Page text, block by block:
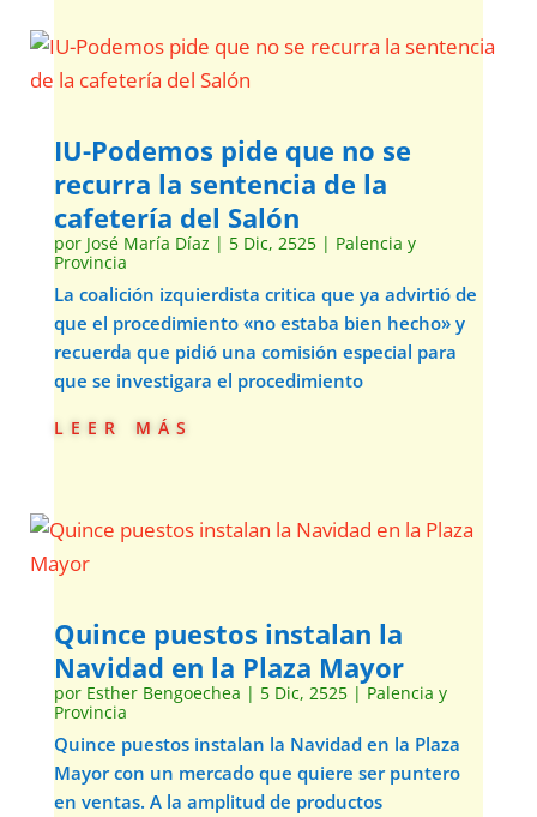
IU-Podemos pide que no se
recurra la sentencia de la
cafetería del Salón
por José María Díaz | 5 Dic, 2525| Palencia y
Provincia
La coalición izquierdista critica que ya advirtió de
que el procedimiento «no estaba bien hecho» y
recuerda que pidió una comisión especial para
que se investigara el procedimiento
leer más
Quince puestos instalan la
Navidad en la Plaza Mayor
por Esther Bengoechea | 5 Dic, 2525| Palencia y
Provincia
Quince puestos instalan la Navidad en la Plaza
Mayor con un mercado que quiere ser puntero
en ventas. A la amplitud de productos